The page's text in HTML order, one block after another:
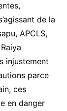
de la
APCLS,
injustement
parce
ces
en danger